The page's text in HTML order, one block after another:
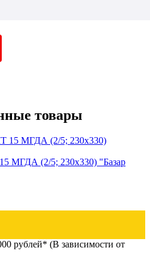
товары
МГДА (2/5; 230х330) "Базар
рублей* (В зависимости от